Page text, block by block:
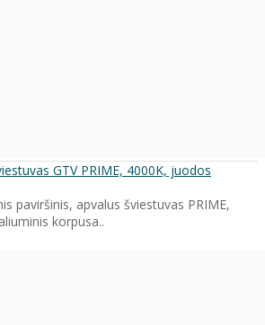
GTV PRIME, 4000K, juodos
paviršinis, apvalus šviestuvas PRIME,
korpusa..